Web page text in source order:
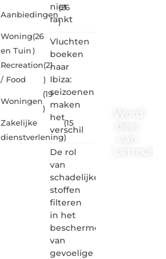
Aanbiedingen
(26
)
Woning
en Tuin
(26
)
Recreation
/ Food
(21
)
Woningen
(19
)
Zakelijke
dienstverlening
(15
)
niet
rankt
Vluchten
boeken
naar
Ibiza:
seizoenen
maken
het
verschil
De rol
van
schadelijke
stoffen
filteren
in het
beschermen
van
gevoelige